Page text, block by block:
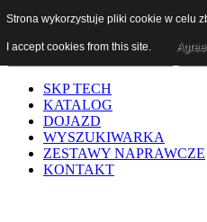
Szukaj...
SKP TECH
KATALOG
DOJAZD
WYSZUKIWARKA
ZESTAWY NAPRAWCZE
KONTAKT
Strona wykorzystuje pliki cookie w celu
I accept cookies from this site. Agree